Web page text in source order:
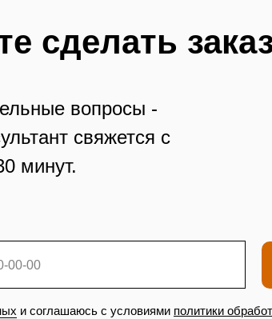
сделать
вопросы -
свяжется с
минут.
и соглашаюсь с условиями политики